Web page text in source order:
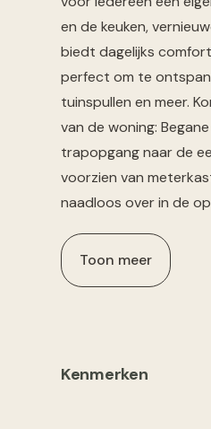
en de keuken,
biedt dagelijks
perfect om te
tuinspullen en meer.
van de woning:
trapopgang naar de
voorzien van
naadloos over in de
Toon meer
Kenmerken